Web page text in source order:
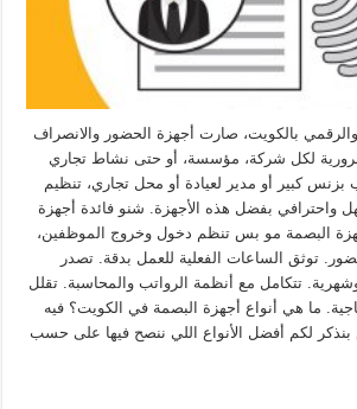
بالكويت، صارت أجهزة الحضور والانصراف
لكل شركة، مؤسسة، أو حتى نشاط تجاري
كبير أو مدير لعيادة أو محل تجاري، تنظيم
واحترافي بفضل هذه الأجهزة. شنو فائدة أجهزة
البصمة مو بس تنظم دخول وخروج الموظفين،
توثق الساعات الفعلية للعمل بدقة. تصدر
تتكامل مع أنظمة الرواتب والمحاسبة. تقلل
ما هي أنواع أجهزة البصمة في الكويت؟ فيه
بنذكر لكم أفضل الأنواع اللي ننصح فيها على حسب